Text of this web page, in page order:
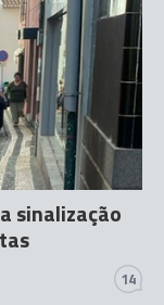
sinalização
14